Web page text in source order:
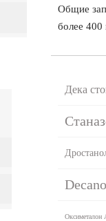
Общие
более 400
Дека
Оксиметалон